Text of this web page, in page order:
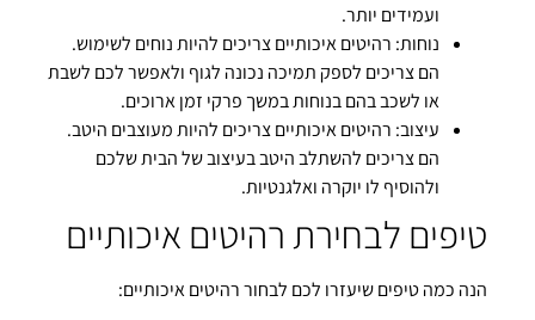
ועמידים יותר.
נוחות: רהיטים איכותיים צריכים להיות נוחים לשימוש.
הם צריכים לספק תמיכה נכונה לגוף ולאפשר לכם לשבת
או לשכב בהם בנוחות במשך פרקי זמן ארוכים.
עיצוב: רהיטים איכותיים צריכים להיות מעוצבים היטב.
הם צריכים להשתלב היטב בעיצוב של הבית שלכם
ולהוסיף לו יוקרה ואלגנטיות.
טיפים לבחירת רהיטים איכותיים
הנה כמה טיפים שיעזרו לכם לבחור רהיטים איכותיים: